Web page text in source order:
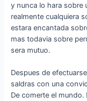
y nunca lo hara sobre
realmente cualquiera
estara encantada
mas todavia sobre
sera mutuo.
Despues de
saldras con una
De comerte el